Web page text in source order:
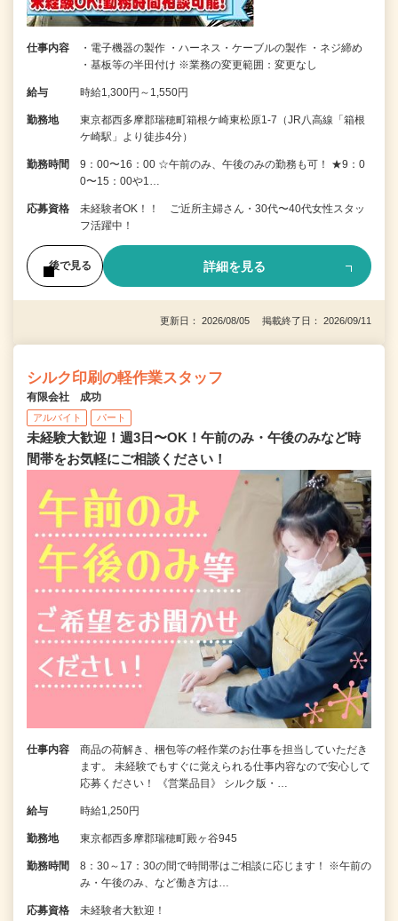
仕事内容
・電子機器の製作 ・ハーネス・ケーブルの製作 ・ネジ締め
・基板等の半田付け ※業務の変更範囲：変更なし
給与 時給1,300円～1,550円
勤務地
東京都西多摩郡瑞穂町箱根ケ崎東松原1-7（JR八高線「箱根
ケ崎駅」より徒歩4分）
勤務時間
9：00〜16：00 ☆午前のみ、午後のみの勤務も可！ ★9：0
0〜15：00や1…
応募資格
未経験者OK！！ ご近所主婦さん・30代〜40代女性スタッ
フ活躍中！
後で見る 詳細を見る
更新日： 2026/08/05 掲載終了日： 2026/09/11
シルク印刷の軽作業スタッフ
有限会社 成功
アルバイト パート
未経験大歓迎！週3日〜OK！午前のみ・午後のみなど時
間帯をお気軽にご相談ください！
仕事内容
商品の荷解き、梱包等の軽作業のお仕事を担当していただき
ます。 未経験でもすぐに覚えられる仕事内容なので安心して
応募ください！ 《営業品目》 シルク版・…
給与 時給1,250円
勤務地 東京都西多摩郡瑞穂町殿ヶ谷945
勤務時間
8：30～17：30の間で時間帯はご相談に応じます！ ※午前の
み・午後のみ、など働き方は…
応募資格 未経験者大歓迎！